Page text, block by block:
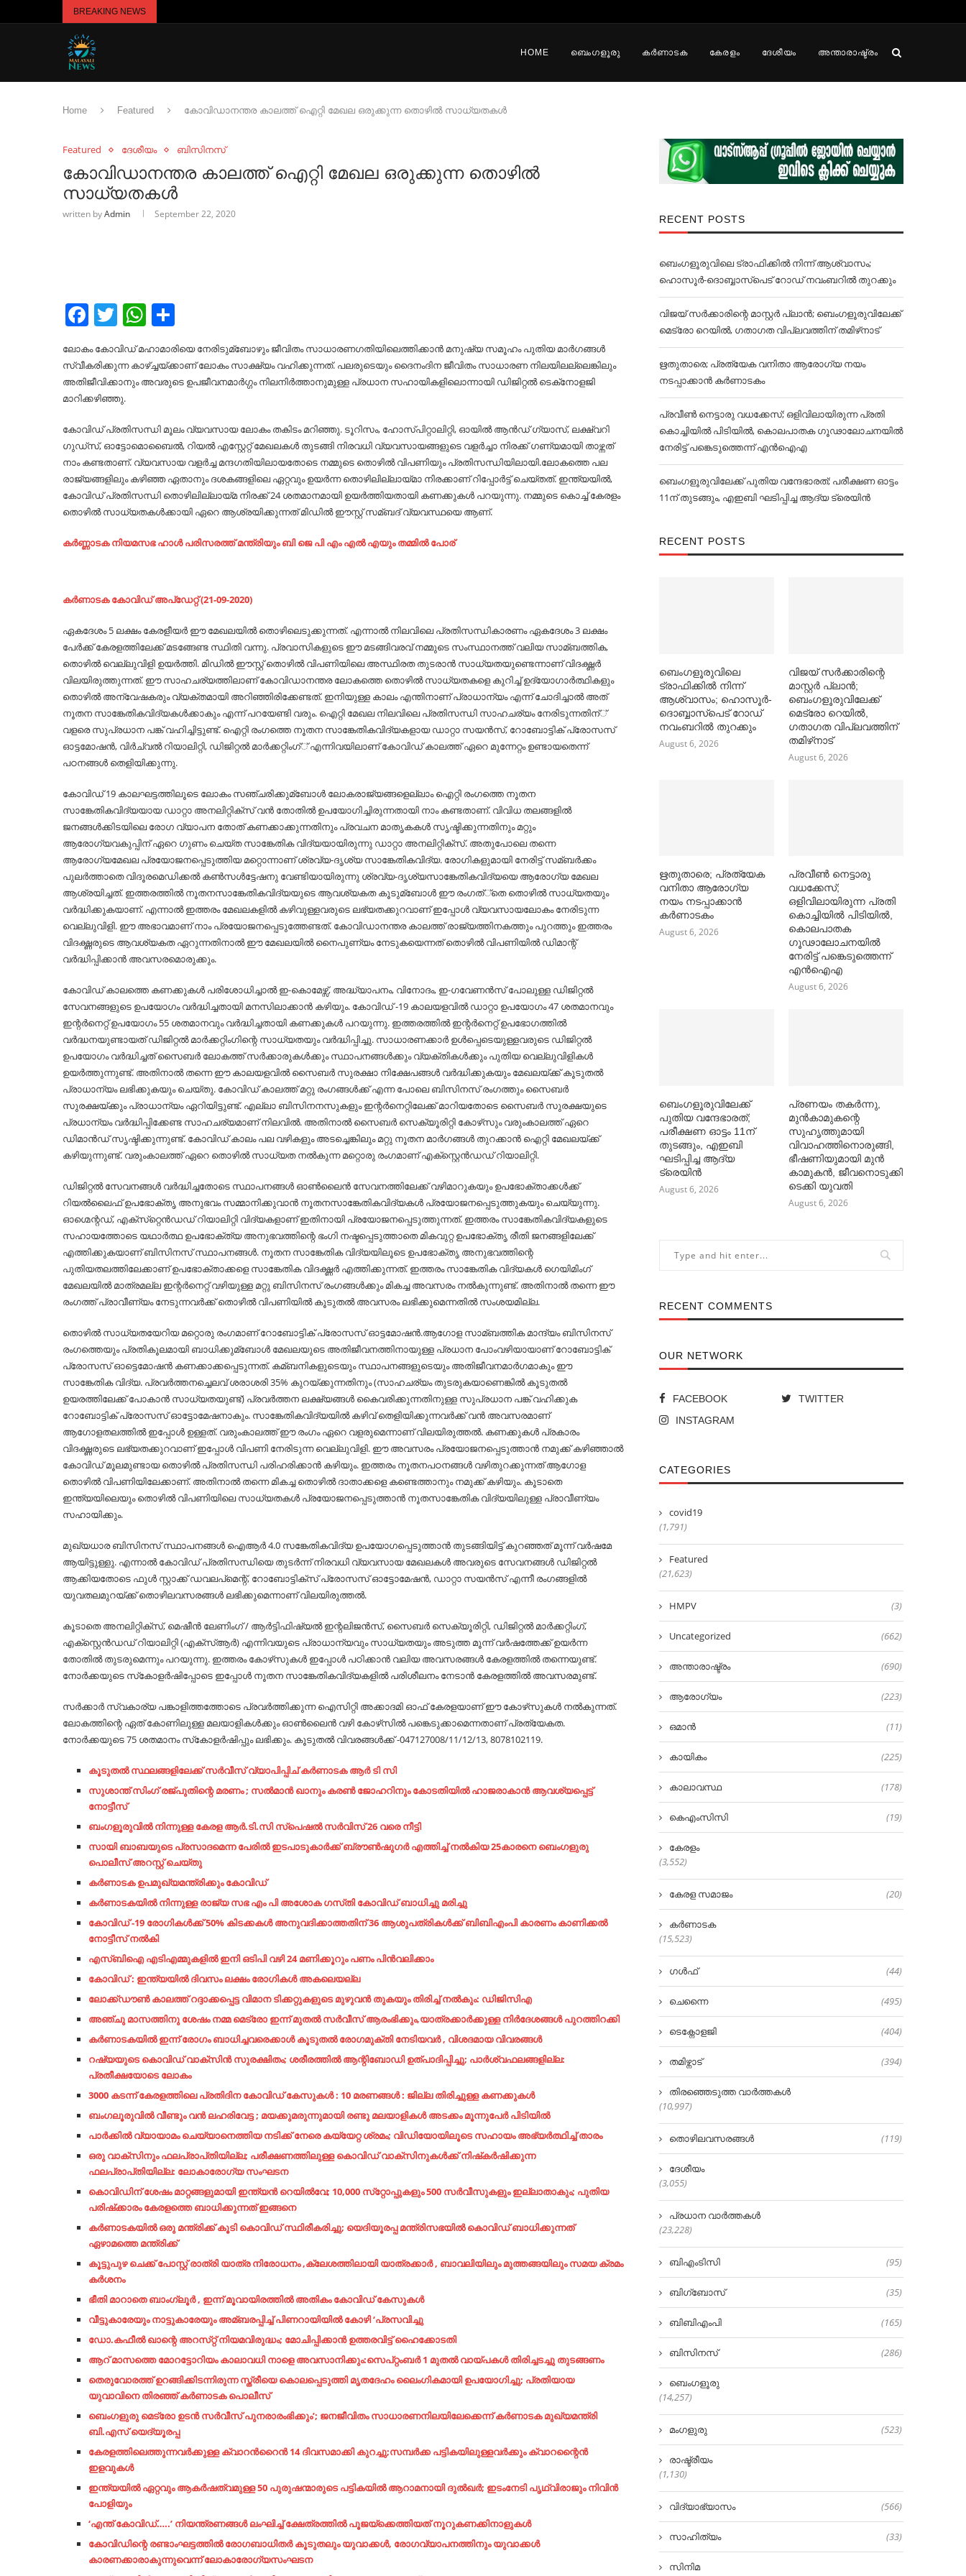
BREAKING NEWS
HOME ബെംഗളൂരു കർണാടക കേരളം ദേശീയം അന്താരാഷ്ട്രം
Home Featured കോവിഡാനന്തര കാലത്ത് ഐറ്റി മേഖല ഒരുക്കുന്ന തൊഴില്‍ സാധ്യതകള്‍
Featured ദേശീയം ബിസിനസ്
കോവിഡാനന്തര കാലത്ത് ഐറ്റി മേഖല ഒരുക്കുന്ന തൊഴില്‍
സാധ്യതകള്‍
written byAdmin September 22, 2020
Facebook
TwitterWhatsApp
ലോകം കോവിഡ് മഹാമാരിയെ നേരിടുമ്ബോഴും ജീവിതം സാധാരണഗതിയിലെത്തിക്കാന്‍ മനുഷ്യ സമൂഹം പുതിയ മാര്‍ഗങ്ങള്‍
സ്വീകരിക്കുന്ന കാഴ്ച്ചയ്ക്കാണ് ലോകം സാക്ഷ്യം വഹിക്കുന്നത്. പലരുടെയും ദൈനംദിന ജീവിതം സാധാരണ നിലയിലല്ലെങ്കിലും
അതിജീവിക്കാനും അവരുടെ ഉപജീവനമാര്‍ഗ്ഗം നിലനിര്‍ത്താനുമുള്ള പ്രധാന സഹായികളിലൊന്നായി ഡിജിറ്റല്‍ ടെക്‌നോളജി
മാറിക്കഴിഞ്ഞു.
കോവിഡ് പ്രതിസന്ധി മൂലം വ്യവസായ ലോകം തകിടം മറിഞ്ഞു. ടൂറിസം, ഹോസ്പിറ്റാലിറ്റി, ഓയില്‍ ആന്‍ഡ് ഗ്യാസ്, ലക്ഷ്വറി
ഗുഡ്‌സ്, ഓട്ടോമൊബൈല്‍, റിയല്‍ എസ്റ്റേറ്റ് മേഖലകള്‍ തുടങ്ങി നിരവധി വ്യവസായങ്ങളുടെ വളര്‍ച്ചാ നിരക്ക് ഗണ്യമായി താഴ്ന്നത്
നാം കണ്ടതാണ്. വ്യവസായ വളര്‍ച്ച മന്ദഗതിയിലായതോടെ നമ്മുടെ തൊഴില്‍ വിപണിയും പ്രതിസന്ധിയിലായി.ലോകത്തെ പല
രാജ്യങ്ങളിലും കഴിഞ്ഞ ഏതാനും ദശകങ്ങളിലെ ഏറ്റവും ഉയര്‍ന്ന തൊഴിലില്ലായ്മാ നിരക്കാണ് റിപ്പോര്‍ട്ട് ചെയ്തത്. ഇന്ത്യയില്‍,
കോവിഡ് പ്രതിസന്ധി തൊഴിലില്ലായ്മ നിരക്ക് 24 ശതമാനമായി ഉയര്‍ത്തിയതായി കണക്കുകള്‍ പറയുന്നു. നമ്മുടെ കൊച്ച്‌ കേരളം
തൊഴില്‍ സാധ്യതകള്‍ക്കായി ഏറെ ആശ്രയിക്കുന്നത് മിഡില്‍ ഈസ്റ്റ് സമ്ബദ് വ്യവസ്ഥയെ ആണ്.
കര്‍ണ്ണാടക നിയമസഭ ഹാള്‍ പരിസരത്ത് മന്ത്രിയും ബി ജെ പി എം എല്‍ എയും തമ്മില്‍ പോര്
കർണാടക കോവിഡ് അപ്ഡേറ്റ് (21-09-2020)
ഏകദേശം 5 ലക്ഷം കേരളീയര്‍ ഈ മേഖലയില്‍ തൊഴിലെടുക്കുന്നത്. എന്നാല്‍ നിലവിലെ പ്രതിസന്ധികാരണം ഏകദേശം 3 ലക്ഷം
പേര്‍ക്ക് കേരളത്തിലേക്ക് മടങ്ങേണ്ട സ്ഥിതി വന്നു. പ്രവാസികളുടെ ഈ മടങ്ങിവരവ് നമ്മുടെ സംസ്ഥാനത്ത് വലിയ സാമ്ബത്തിക,
തൊഴില്‍ വെല്ലുവിളി ഉയര്‍ത്തി. മിഡില്‍ ഈസ്റ്റ് തൊഴില്‍ വിപണിയിലെ അസ്ഥിരത തുടരാന്‍ സാധ്യതയുണ്ടെന്നാണ് വിദഗ്ദ്ധര്‍
വിലയിരുത്തുന്നത്. ഈ സാഹചര്യത്തിലാണ് കോവിഡാനന്തര ലോകത്തെ തൊഴില്‍ സാധ്യതകളെ കുറിച്ച്‌ ഉദ്യോഗാര്‍ത്ഥികളും
തൊഴില്‍ അന്വേഷകരും വ്യക്തമായി അറിഞ്ഞിരിക്കേണ്ടത്. ഇനിയുള്ള കാലം എന്തിനാണ് പ്രാധാന്യം എന്ന് ചോദിച്ചാല്‍ അത്
നൂതന സാങ്കേതികവിദ്യകള്‍ക്കാകും എന്ന് പറയേണ്ടി വരും. ഐറ്റി മേഖല നിലവിലെ പ്രതിസന്ധി സാഹചര്യം നേരിടുന്നതിന്്
വളരെ സുപ്രധാന പങ്ക് വഹിച്ചിട്ടുണ്ട്. ഐറ്റി രംഗത്തെ നൂതന സാങ്കേതികവിദ്യകളായ ഡാറ്റാ സയന്‍സ്, റോബോട്ടിക് പ്രോസസ്
ഓട്ടമോഷന്‍, വിര്‍ച്വല്‍ റിയാലിറ്റി, ഡിജിറ്റല്‍ മാര്‍ക്കറ്റിംഗ്് എന്നിവയിലാണ് കോവിഡ് കാലത്ത് ഏറെ മുന്നേറ്റം ഉണ്ടായതെന്ന്
പഠനങ്ങള്‍ തെളിയിക്കുന്നു.
കോവിഡ് 19 കാലഘട്ടത്തിലൂടെ ലോകം സഞ്ചരിക്കുമ്ബോള്‍ ലോകരാജ്യങ്ങളെല്ലാം ഐറ്റി രംഗത്തെ നൂതന
സാങ്കേതികവിദ്യയായ ഡാറ്റാ അനലിറ്റിക്‌സ് വന്‍ തോതില്‍ ഉപയോഗിച്ചിരുന്നതായി നാം കണ്ടതാണ്. വിവിധ തലങ്ങളില്‍
ജനങ്ങള്‍ക്കിടയിലെ രോഗ വ്യാപന തോത് കണക്കാക്കുന്നതിനും പ്രവചന മാതൃകകള്‍ സൃഷ്ടിക്കുന്നതിനും മറ്റും
ആരോഗ്യവകുപ്പിന് ഏറെ ഗുണം ചെയ്ത സാങ്കേതിക വിദ്യയായിരുന്നു ഡാറ്റാ അനലിറ്റിക്‌സ്. അതുപോലെ തന്നെ
ആരോഗ്യമേഖല പ്രയോജനപ്പെടുത്തിയ മറ്റൊന്നാണ് ശ്രവ്യ-ദൃശ്യ സാങ്കേതികവിദ്യ. രോഗികളുമായി നേരിട്ട് സമ്ബര്‍ക്കം
പുലര്‍ത്താതെ വിദൂരമെഡിക്കല്‍ കണ്‍സള്‍ട്ടേഷനു വേണ്ടിയായിരുന്നു ശ്രവ്യ-ദൃശ്യസാങ്കേതികവിദ്യയെ ആരോഗ്യ മേഖല
ആശ്രയിച്ചത്. ഇത്തരത്തില്‍ നൂതനസാങ്കേതികവിദ്യയുടെ ആവശ്യകത കൂടുമ്ബോള്‍ ഈ രംഗത്്‌തെ തൊഴില്‍ സാധ്യതയും
വര്‍ദ്ധിക്കുകയാണ്. എന്നാല്‍ ഇത്തരം മേഖലകളില്‍ കഴിവുള്ളവരുടെ ലഭ്യതക്കുറവാണ് ഇപ്പോള്‍ വ്യവസായലോകം നേരിടുന്ന
വെല്ലുവിളി. ഈ അഭാവമാണ് നാം പ്രയോജനപ്പെടുത്തേണ്ടത്. കോവിഡാനന്തര കാലത്ത് രാജ്യത്തിനകത്തും പുറത്തും ഇത്തരം
വിദഗ്ദ്ധരുടെ ആവശ്യകത ഏറുന്നതിനാല്‍ ഈ മേഖലയില്‍ നൈപുണ്യം നേടുകയെന്നത് തൊഴില്‍ വിപണിയില്‍ ഡിമാന്റ്
വര്‍ദ്ധിപ്പിക്കാന്‍ അവസരമൊരുക്കും.
കോവിഡ് കാലത്തെ കണക്കുകള്‍ പരിശോധിച്ചാല്‍ ഇ-കൊമേഴ്സ്, അദ്ധ്യാപനം, വിനോദം, ഇ-ഗവേണന്‍സ് പോലുള്ള ഡിജിറ്റല്‍
സേവനങ്ങളുടെ ഉപയോഗം വര്‍ദ്ധിച്ചതായി മനസിലാക്കാന്‍ കഴിയും. കോവിഡ് -19 കാലയളവില്‍ ഡാറ്റാ ഉപയോഗം 47 ശതമാനവും
ഇന്റര്‍നെറ്റ് ഉപയോഗം 55 ശതമാനവും വര്‍ദ്ധിച്ചതായി കണക്കുകള്‍ പറയുന്നു. ഇത്തരത്തില്‍ ഇന്റര്‍നെറ്റ് ഉപഭോഗത്തില്‍
വര്‍ദ്ധനയുണ്ടായത് ഡിജിറ്റല്‍ മാര്‍ക്കറ്റിംഗിന്റെ സാധ്യതയും വര്‍ദ്ധിപ്പിച്ചു. സാധാരണക്കാര്‍ ഉള്‍പ്പെടെയുള്ളവരുടെ ഡിജിറ്റല്‍
ഉപയോഗം വര്‍ദ്ധിച്ചത് സൈബര്‍ ലോകത്ത് സര്‍ക്കാരുകള്‍ക്കും സ്ഥാപനങ്ങള്‍ക്കും വ്യക്തികള്‍ക്കും പുതിയ വെല്ലുവിളികള്‍
ഉയര്‍ത്തുന്നുണ്ട്. അതിനാല്‍ തന്നെ ഈ കാലയളവില്‍ സൈബര്‍ സുരക്ഷാ നിക്ഷേപങ്ങള്‍ വര്‍ദ്ധിക്കുകയും മേഖലയ്ക്ക് കൂടുതല്‍
പ്രാധാന്യം ലഭിക്കുകയും ചെയ്തു. കോവിഡ് കാലത്ത് മറ്റു രംഗങ്ങള്‍ക്ക് എന്ന പോലെ ബിസിനസ് രംഗത്തും സൈബര്‍
സുരക്ഷയ്ക്കും പ്രാധാന്യം ഏറിയിട്ടുണ്ട്. എല്ലാ ബിസിനനസുകളും ഇന്റര്‍നെറ്റിലേക്ക് മാറിയതോടെ സൈബര്‍ സുരക്ഷയുടെ
പ്രധാന്യം വര്‍ദ്ധിപ്പിക്കേണ്ട സാഹചര്യമാണ് നിലവില്‍. അതിനാല്‍ സൈബര്‍ സെക്യൂരിറ്റി കോഴ്‌സും വരുംകാലത്ത് ഏറെ
ഡിമാന്‍ഡ് സൃഷ്ടിക്കുന്നുണ്ട്. കോവിഡ് കാലം പല വഴികളും അടച്ചെങ്കിലും മറ്റു നൂതന മാര്‍ഗങ്ങള്‍ തുറക്കാന്‍ ഐറ്റി മേഖലയ്ക്ക്
കഴിയുന്നുണ്ട്. വരുംകാലത്ത് ഏറെ തൊഴില്‍ സാധ്യത നല്‍കുന്ന മറ്റൊരു രംഗമാണ് എക്‌സ്റ്റെന്‍ഡഡ് റിയാലിറ്റി.
ഡിജിറ്റല്‍ സേവനങ്ങള്‍ വര്‍ദ്ധിച്ചതോടെ സ്ഥാപനങ്ങള്‍ ഓണ്‍ലൈന്‍ സേവനത്തിലേക്ക് വഴിമാറുകയും ഉപഭോക്താക്കള്‍ക്ക്
റിയല്‍ലൈഫ് ഉപഭോക്തൃ അനുഭവം സമ്മാനിക്കുവാന്‍ നൂതനസാങ്കേതികവിദ്യകള്‍ പ്രയോജനപ്പെടുത്തുകയും ചെയ്യുന്നു.
ഓഗ്മെന്റഡ്, എക്‌സ്‌റ്റെന്‍ഡഡ് റിയാലിറ്റി വിദ്യകളാണ് ഇതിനായി പ്രയോജനപ്പെടുത്തുന്നത്. ഇത്തരം സാങ്കേതികവിദ്യകളുടെ
സഹായത്തോടെ യഥാര്‍ത്ഥ ഉപഭോക്ത്യ അനുഭവത്തിന്റെ ഭംഗി നഷ്ടപ്പെടുത്താതെ മികവുറ്റ ഉപഭോക്തൃ രീതി ജനങ്ങളിലേക്ക്
എത്തിക്കുകയാണ് ബിസിനസ് സ്ഥാപനങ്ങള്‍. നൂതന സാങ്കേതിക വിദ്യയിലൂടെ ഉപഭോക്തൃ അനുഭവത്തിന്റെ
പുതിയതലത്തിലേക്കാണ് ഉപഭോക്താക്കളെ സാങ്കേതിക വിദഗ്ദ്ധര്‍ എത്തിക്കുന്നത്. ഇത്തരം സാങ്കേതിക വിദ്യകള്‍ ഗെയിമിംഗ്
മേഖലയില്‍ മാത്രമല്ല ഇന്റര്‍നെറ്റ് വഴിയുള്ള മറ്റു ബിസിനസ് രംഗങ്ങള്‍ക്കും മികച്ച അവസരം നല്‍കുന്നുണ്ട്. അതിനാല്‍ തന്നെ ഈ
രംഗത്ത് പ്രാവീണ്യം നേടുന്നവര്‍ക്ക് തൊഴില്‍ വിപണിയില്‍ കൂടുതല്‍ അവസരം ലഭിക്കുമെന്നതില്‍ സംശയമില്ല.
തൊഴില്‍ സാധ്യതയേറിയ മറ്റൊരു രംഗമാണ് റോബോട്ടിക് പ്രോസസ് ഓട്ടമോഷന്‍.ആഗോള സാമ്ബത്തിക മാന്ദ്യം ബിസിനസ്
രംഗത്തെയും പ്രതികൂലമായി ബാധിക്കുമ്ബോള്‍ മേഖലയുടെ അതിജീവനത്തിനായുള്ള പ്രധാന പോംവഴിയായാണ് റോബോട്ടിക്
പ്രോസസ് ഓട്ടെമോഷന്‍ കണക്കാക്കപ്പെടുന്നത്. കമ്ബനികളുടെയും സ്ഥാപനങ്ങളുടെയും അതിജീവനമാര്‍ഗമാകും ഈ
സാങ്കേതിക വിദ്യ. പ്രവര്‍ത്തനച്ചെലവ് ശരാശരി 35% കുറയ്ക്കുന്നതിനും (സാഹചര്യം തുടരുകയാണെങ്കില്‍ കൂടുതല്‍
ഉയരത്തിലേക്ക് പോകാന്‍ സാധ്യതയുണ്ട്) പ്രവര്‍ത്തന ലക്ഷ്യങ്ങള്‍ കൈവരിക്കുന്നതിനുള്ള സുപ്രധാന പങ്ക് വഹിക്കുക
റോബോട്ടിക് പ്രോസസ് ഓട്ടോമേഷനാകും. സാങ്കേതികവിദ്യയില്‍ കഴിവ് തെളിയിക്കുന്നവര്‍ക്ക് വന്‍ അവസരമാണ്
ആഗോളതലത്തില്‍ ഇപ്പോള്‍ ഉള്ളത്. വരുംകാലത്ത് ഈ രംഗം ഏറെ വളരുമെന്നാണ് വിലയിരുത്തല്‍. കണക്കുകള്‍ പ്രകാരം
വിദഗ്ദ്ധരുടെ ലഭ്യതക്കുറവാണ് ഇപ്പോള്‍ വിപണി നേരിടുന്ന വെല്ലുവിളി. ഈ അവസരം പ്രയോജനപ്പെടുത്താന്‍ നമുക്ക് കഴിഞ്ഞാല്‍
കോവിഡ് മൂലമുണ്ടായ തൊഴില്‍ പ്രതിസന്ധി പരിഹരിക്കാന്‍ കഴിയും. ഇത്തരം നൂതനപഠനങ്ങള്‍ വഴിതുറക്കുന്നത് ആഗോള
തൊഴില്‍ വിപണിയിലേക്കാണ്. അതിനാല്‍ തന്നെ മികച്ച തൊഴില്‍ ദാതാക്കളെ കണ്ടെത്താനും നമുക്ക് കഴിയും. കൂടാതെ
ഇന്ത്യയിലെയും തൊഴില്‍ വിപണിയിലെ സാധ്യതകള്‍ പ്രയോജനപ്പെടുത്താന്‍ നൂതസാങ്കേതിക വിദ്യയിലുള്ള പ്രാവീണ്യം
സഹായിക്കും.
മുഖ്യധാര ബിസിനസ് സ്ഥാപനങ്ങള്‍ ഐആര്‍ 4.0 സങ്കേതികവിദ്യ ഉപയോഗപ്പെടുത്താന്‍ തുടങ്ങിയിട്ട് കുറഞ്ഞത് മൂന്ന് വര്‍ഷമേ
ആയിട്ടുള്ളു. എന്നാല്‍ കോവിഡ് പ്രതിസന്ധിയെ തുടര്‍ന്ന് നിരവധി വ്യവസായ മേഖലകള്‍ അവരുടെ സേവനങ്ങള്‍ ഡിജിറ്റല്‍
ആക്കിയതോടെ ഫുള്‍ സ്റ്റാക്ക് ഡവലപ്‌മെന്റ്, റോബോട്ടിക്‌സ് പ്രോസസ് ഓട്ടോമേഷന്‍, ഡാറ്റാ സയന്‍സ് എന്നീ രംഗങ്ങളില്‍
യുവതലമുറയ്ക്ക് തൊഴിലവസരങ്ങള്‍ ലഭിക്കുമെന്നാണ് വിലയിരുത്തല്‍.
കൂടാതെ അനലിറ്റിക്‌സ്, മെഷീന്‍ ലേണിംഗ് / ആര്‍ട്ടിഫിഷ്യല്‍ ഇന്റലിജന്‍സ്, സൈബര്‍ സെക്യൂരിറ്റി, ഡിജിറ്റല്‍ മാര്‍ക്കറ്റിംഗ്,
എക്‌സ്റ്റെന്‍ഡഡ് റിയാലിറ്റി (എക്‌സ്‌ആര്‍) എന്നിവയുടെ പ്രാധാന്യവും സാധ്യതയും അടുത്ത മൂന്ന് വര്‍ഷത്തേക്ക് ഉയര്‍ന്ന
തോതില്‍ തുടരുമെന്നും പറയുന്നു. ഇത്തരം കോഴ്‌സുകള്‍ ഇപ്പോള്‍ പഠിക്കാന്‍ വലിയ അവസരങ്ങള്‍ കേരളത്തില്‍ തന്നെയുണ്ട്.
നോര്‍ക്കയുടെ സ്‌കോളര്‍ഷിപ്പോടെ ഇപ്പോള്‍ നൂതന സാങ്കേതികവിദ്യകളില്‍ പരിശീലനം നേടാന്‍ കേരളത്തില്‍ അവസരമുണ്ട്.
സര്‍ക്കാര്‍ സ്വകാര്യ പങ്കാളിത്തത്തോടെ പ്രവര്‍ത്തിക്കുന്ന ഐസിറ്റി അക്കാദമി ഓഫ് കേരളയാണ് ഈ കോഴ്‌സുകള്‍ നല്‍കുന്നത്.
ലോകത്തിന്റെ ഏത് കോണിലുള്ള മലയാളികള്‍ക്കും ഓണ്‍ലൈന്‍ വഴി കോഴ്‌സില്‍ പങ്കെടുക്കാമെന്നതാണ് പ്രത്യേകത.
നോര്‍ക്കയുടെ 75 ശതമാനം സ്‌കോളര്‍ഷിപ്പും ലഭിക്കും. കൂടുതല്‍ വിവരങ്ങള്‍ക്ക് -047127008/11/12/13, 8078102119.
കൂടുതൽ സ്ഥലങ്ങളിലേക്ക് സർവീസ് വ്യാപിപ്പിച് കർണാടക ആർ ടി സി
സുശാന്ത് സിംഗ് രജ്പുതിന്റെ മരണം ; സല്‍മാന്‍ ഖാനും കരണ്‍ ജോഹറിനും കോടതിയില്‍ ഹാജരാകാന്‍ ആവശ്യപ്പെട്ട്
നോട്ടീസ്
ബംഗളൂരുവില്‍ നിന്നുള്ള കേരള ആര്‍.ടി.സി സ്പെഷല്‍ സര്‍വിസ് 26 വരെ നീട്ടി
സായി ബാബയുടെ പ്രസാദമെന്ന പേരില്‍ ഇടപാടുകാര്‍ക്ക് ബ്രൗണ്‍ഷുഗര്‍ എത്തിച്ച്‌ നല്‍കിയ 25കാരനെ ബെം​ഗളുരു
പൊലീസ് അറസ്റ്റ് ചെയ്തു
ക​ര്‍​ണാ​ട​ക ഉ​പ​മു​ഖ്യ​മ​ന്ത്രി​ക്കും കോ​വി​ഡ്
കർണാടകയിൽ നിന്നുള്ള രാജ്യ സഭ എം പി അശോക ഗസ്‌തി കോവിഡ് ബാധിച്ചു മരിച്ചു
കോവിഡ് -19 രോഗികൾക്ക് 50% കിടക്കകൾ അനുവദിക്കാത്തതിന് 36 ആശുപത്രികൾക്ക് ബിബിഎംപി കാരണം കാണിക്കൽ
നോട്ടീസ് നൽകി
എസ്ബിഐ എടിഎമ്മുകളില്‍ ഇനി ഒടിപി വഴി 24 മണിക്കൂറും പണം പിന്‍വലിക്കാം
കോവിഡ് : ഇന്ത്യയില്‍ ദിവസം ലക്ഷം രോ​ഗികള്‍ അകലെയല്ല
ലോക്ക്ഡൗൺ കാലത്ത് റദ്ദാക്കപ്പെട്ട വിമാന ടിക്കറ്റുകളുടെ മുഴുവൻ തുകയും തിരിച്ച് നൽകും: ഡിജിസിഎ
അഞ്ചു മാസത്തിനു ശേഷം നമ്മ മെട്രോ ഇന്ന് മുതൽ സർവീസ് ആരംഭിക്കും,യാത്രക്കാർക്കുള്ള നിർദേശങ്ങൾ പുറത്തിറക്കി
കർണാടകയിൽ ഇന്ന് രോഗം ബാധിച്ചവരെക്കാൾ കൂടുതൽ രോഗമുക്തി നേടിയവർ , വിശദമായ വിവരങ്ങൾ
റഷ്യയുടെ കൊവിഡ് വാക്‌സിൻ സുരക്ഷിതം; ശരീരത്തിൽ ആന്റിബോഡി ഉത്പാദിപ്പിച്ചു; പാർശ്വഫലങ്ങളില്ല:
പ്രതീക്ഷയോടെ ലോകം
3000 കടന്ന് കേരളത്തിലെ പ്രതിദിന കോവിഡ് കേസുകള്‍ : 10 മരണങ്ങള്‍ : ജില്ല തിരിച്ചുള്ള കണക്കുകള്‍
ബംഗലൂരുവില്‍ വീണ്ടും വന്‍ ലഹരിവേട്ട ; മയക്കുമരുന്നുമായി രണ്ടു മലയാളികള്‍ അടക്കം മൂന്നുപേര്‍ പിടിയില്‍
പാര്‍ക്കില്‍ വ്യായാമം ചെയ്യാനെത്തിയ നടിക്ക് നേരെ കയ്യേറ്റ ശ്രമം; വിഡിയോയിലൂടെ സഹായം അഭ്യര്‍ത്ഥിച്ച്‌ താരം
ഒരു വാക്സിനും ഫലപ്രാപ്‍തിയില്ല; പരീക്ഷണത്തിലുള്ള കൊവിഡ് വാക്സിനുകള്‍ക്ക് നിഷ്‍കര്‍ഷിക്കുന്ന
ഫലപ്രാപ്‍തിയില്ല: ലോകാരോഗ്യ സംഘടന
കൊവിഡിന് ശേഷം മാറ്റങ്ങളുമായി ഇന്ത്യന്‍ റെയില്‍വേ; 10,000 സ്‌റ്റോപ്പുകളും 500 സര്‍വീസുകളും ഇല്ലാതാകും; പുതിയ
പരിഷ്‌ക്കാരം കേരളത്തെ ബാധിക്കുന്നത് ഇങ്ങനെ
കര്‍ണാടകയില്‍ ഒരു മന്ത്രിക്ക് കൂടി കൊവിഡ് സ്ഥിരീകരിച്ചു; യെദിയൂരപ്പ മന്ത്രിസഭയില്‍ കൊവിഡ് ബാധിക്കുന്നത്
ഏഴാമത്തെ മന്ത്രിക്ക്
കൂട്ടുപുഴ ചെക്ക് പോസ്റ്റ് രാത്രി യാത്ര നിരോധനം ,ക്ലേശത്തിലായി യാത്രക്കാർ , ബാവലിയിലും മുത്തങ്ങയിലും സമയ ക്രമം
കർശനം
ഭീതി മാറാതെ ബാംഗ്ലൂർ , ഇന്ന് മൂവായിരത്തിൽ അതികം കോവിഡ് കേസുകൾ
വീട്ടുകാരേയും നാട്ടുകാരേയും അമ്ബരപ്പിച്ച്‌ പിണറായിയില്‍ കോഴി ‘പ്രസവിച്ചു
ഡോ.കഫീല്‍ ഖാന്റെ അറസ്‌റ്റ് നിയമവിരുദ്ധം; മോചിപ്പിക്കാന്‍ ഉത്തരവിട്ട് ഹൈക്കോടതി
ആറ് മാസത്തെ മോറട്ടോറിയം കാലാവധി നാളെ അവസാനിക്കും:സെപ്റ്റംബര്‍ 1 മുതല്‍ വായ്പകള്‍ തിരിച്ചടച്ചു തുടങ്ങണം
തെരുവോരത്ത് ഉറങ്ങിക്കിടന്നിരുന്ന സ്ത്രീയെ കൊലപ്പെടുത്തി മൃതദേഹം ലൈംഗികമായി ഉപയോഗിച്ചു; പ്രതിയായ
യുവാവിനെ തിരഞ്ഞ് കര്‍ണാടക പൊലീസ്
ബെംഗളുരു മെട്രോ ഉടന്‍ സര്‍വീസ് പുനരാരംഭിക്കും’; ജനജീവിതം സാധാരണനിലയിലേക്കെന്ന് കര്‍ണാടക മുഖ്യമന്ത്രി
ബി.എസ് യെദ്യൂരപ്പ
കേരളത്തിലെത്തുന്നവർക്കുള്ള ക്വാറന്‍റൈന്‍ 14 ദിവസമാക്കി കുറച്ചു;സമ്പര്‍ക്ക പട്ടികയിലുള്ളവർക്കും ക്വാറന്റൈൻ
ഇളവുകൾ
ഇന്ത്യയില്‍ ഏറ്റവും ആകര്‍ഷത്വമുള്ള 50 പുരുഷന്മാരുടെ പട്ടികയില്‍ ആറാമനായി ദുല്‍ഖര്‍; ഇടംനേടി പൃഥ്വിരാജും നിവിന്‍
പോളിയും
‘എന്ത് കോവിഡ്…..’ നിയന്ത്രണങ്ങള്‍ ലംഘിച്ച് ക്ഷേത്രത്തില്‍ പൂജയ്‌ക്കെത്തിയത് നൂറുകണക്കിനാളുകള്‍
കോവിഡിന്റെ രണ്ടാംഘട്ടത്തില്‍ രോഗബാധിതര്‍ കൂടുതലും യുവാക്കള്‍, രോഗവ്യാപനത്തിനും യുവാക്കള്‍
കാരണക്കാരാകുന്നുവെന്ന് ലോകാരോഗ്യസംഘടന
RECENT POSTS
ബെംഗളൂരുവിലെ ട്രാഫിക്കില്‍ നിന്ന് ആശ്വാസം;
ഹൊസൂര്‍-ദൊബ്ബാസ്പെട് റോഡ് നവംബറില്‍ തുറക്കും
വിജയ് സര്‍ക്കാരിന്റെ മാസ്റ്റര്‍ പ്ലാന്‍; ബെംഗളൂരുവിലേക്ക്
മെട്രോ റെയില്‍, ഗതാഗത വിപ്ലവത്തിന് തമിഴ്‌നാട്
ഋതുതാരെ; പ്രത്യേക വനിതാ ആരോഗ്യ നയം
നടപ്പാക്കാൻ കര്‍ണാടകം
പ്രവീൺ നെട്ടാരു വധക്കേസ്; ഒളിവിലായിരുന്ന പ്രതി
കൊച്ചിയിൽ പിടിയിൽ, കൊലപാതക ഗൂഢാലോചനയിൽ
നേരിട്ട് പങ്കെടുത്തെന്ന് എൻഐഎ
ബെംഗളൂരുവിലേക്ക് പുതിയ വന്ദേഭാരത്; പരീക്ഷണ ഓട്ടം
11ന് തുടങ്ങും, എഇബി ഘടിപ്പിച്ച ആദ്യ ട്രെയിന്‍
RECENT POSTS
ബെംഗളൂരുവിലെ
ട്രാഫിക്കില്‍ നിന്ന്
ആശ്വാസം; ഹൊസൂര്‍-
ദൊബ്ബാസ്പെട് റോഡ്
നവംബറില്‍ തുറക്കും
August 6, 2026
വിജയ് സര്‍ക്കാരിന്റെ
മാസ്റ്റര്‍ പ്ലാന്‍;
ബെംഗളൂരുവിലേക്ക്
മെട്രോ റെയില്‍,
ഗതാഗത വിപ്ലവത്തിന്
തമിഴ്‌നാട്
August 6, 2026
ഋതുതാരെ; പ്രത്യേക
വനിതാ ആരോഗ്യ
നയം നടപ്പാക്കാൻ
കര്‍ണാടകം
August 6, 2026
പ്രവീൺ നെട്ടാരു
വധക്കേസ്;
ഒളിവിലായിരുന്ന പ്രതി
കൊച്ചിയിൽ പിടിയിൽ,
കൊലപാതക
ഗൂഢാലോചനയിൽ
നേരിട്ട് പങ്കെടുത്തെന്ന്
എൻഐഎ
August 6, 2026
ബെംഗളൂരുവിലേക്ക്
പുതിയ വന്ദേഭാരത്;
പരീക്ഷണ ഓട്ടം 11ന്
തുടങ്ങും, എഇബി
ഘടിപ്പിച്ച ആദ്യ
ട്രെയിന്‍
August 6, 2026
പ്രണയം തകര്‍ന്നു,
മുൻകാമുകന്റെ
സുഹൃത്തുമായി
വിവാഹത്തിനൊരുങ്ങി,
ഭീഷണിയുമായി മുൻ
കാമുകൻ, ജീവനൊടുക്കി
ടെക്കി യുവതി
August 6, 2026
RECENT COMMENTS
OUR NETWORK
FACEBOOK
TWITTER
INSTAGRAM
CATEGORIES
covid19
(1,791)
Featured
(21,623)
HMPV (3)
Uncategorized (662)
അന്താരാഷ്ട്രം (690)
ആരോഗ്യം (223)
ഒമാൻ (11)
കായികം (225)
കാലാവസ്ഥ (178)
കെഎംസിസി (19)
കേരളം
(3,552)
കേരള സമാജം (20)
കർണാടക
(15,523)
ഗൾഫ് (44)
ചെന്നൈ (495)
ടെക്നോളജി (404)
തമിഴ്നാട് (394)
തിരഞ്ഞെടുത്ത വാർത്തകൾ
(10,997)
തൊഴിലവസരങ്ങൾ (119)
ദേശീയം
(3,055)
പ്രധാന വാർത്തകൾ
(23,228)
ബിഎംടിസി (95)
ബിഗ്‌ബോസ് (35)
ബിബിഎംപി (165)
ബിസിനസ് (286)
ബെംഗളൂരു
(14,257)
മംഗളുരു (523)
രാഷ്ട്രീയം
(1,130)
വിദ്യാഭ്യാസം (566)
സാഹിത്യം (33)
സിനിമ